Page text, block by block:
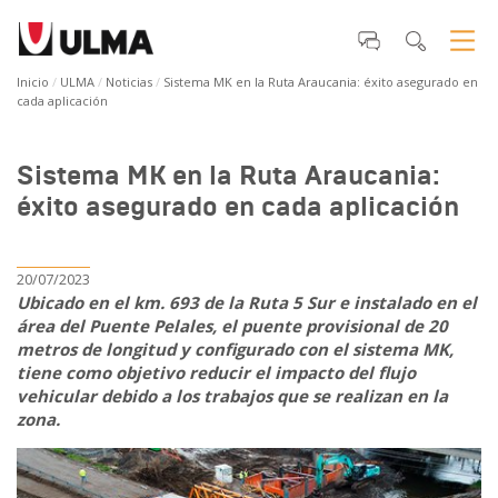
Inicio ULMA Noticias
Sistema MK en la Ruta Araucania: éxito asegurado en
cada aplicación
Sistema MK en la Ruta Araucania:
éxito asegurado en cada aplicación
20/07/2023
Ubicado en el km. 693 de la Ruta 5 Sur e instalado en el
área del Puente Pelales, el puente provisional de 20
metros de longitud y configurado con el sistema MK,
tiene como objetivo reducir el impacto del flujo
vehicular debido a los trabajos que se realizan en la
zona.